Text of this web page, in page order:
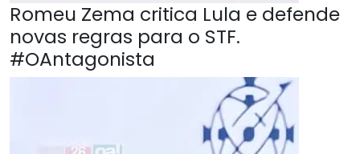
Romeu Zema critica Lula e defende
novas regras para o STF.
#OAntagonista